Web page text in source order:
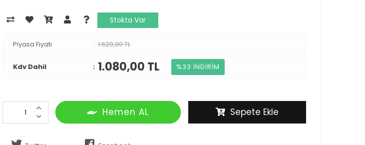
Stokta Var
Piyasa Fiyatı 1.620,00 TL
Kdv Dahil 1.080,00 TL %33 İNDİRİM
Hemen AL Sepete Ekle